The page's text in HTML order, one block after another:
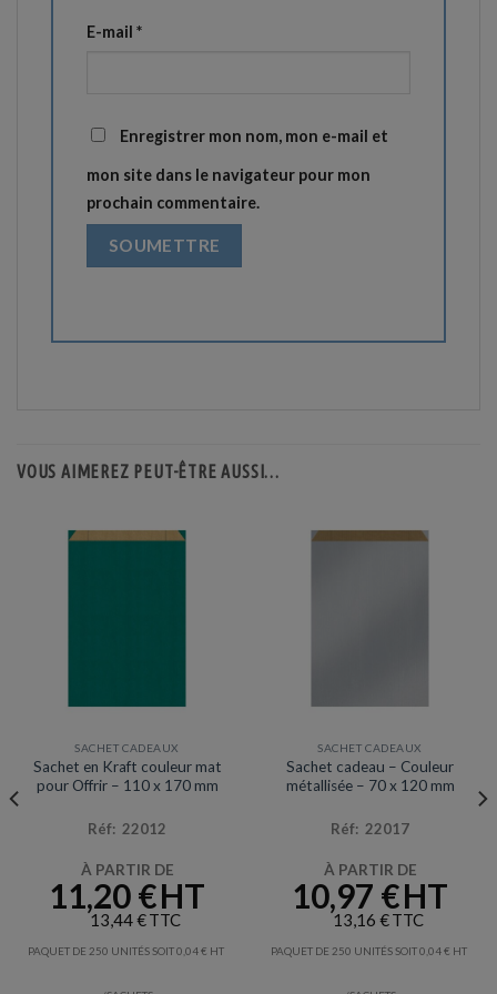
E-mail *
Enregistrer mon nom, mon e-mail et
mon site dans le navigateur pour mon
prochain commentaire.
VOUS AIMEREZ PEUT-ÊTRE AUSSI…
SACHET CADEAUX
Sachet en Kraft couleur mat
pour Offrir – 110 x 170 mm
Réf: 22012
À PARTIR DE
11,20€
13,44€
PAQUET DE 250 UNITÉS SOIT0,04€
SACHET CADEAUX
Sachet cadeau – Couleur
métallisée – 70 x 120 mm
Réf: 22017
À PARTIR DE
10,97 €
13,16 €
PAQUET DE 250 UNITÉS SOIT0,04€